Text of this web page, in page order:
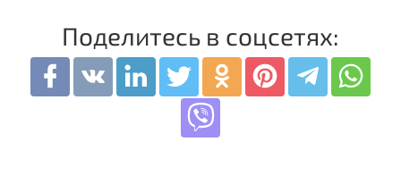
Поделитесь в соцсетях: